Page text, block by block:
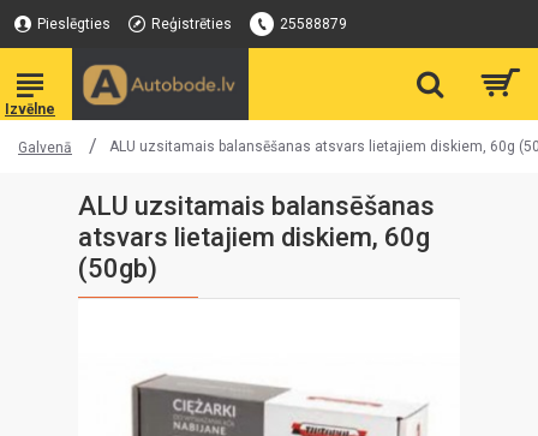
Pieslēgties Reģistrēties 25588879
Galvenā ALU uzsitamais balansēšanas atsvars lietajiem diskiem, 60g
ALU uzsitamais balansēšanas
atsvars lietajiem diskiem, 60g
(50gb)